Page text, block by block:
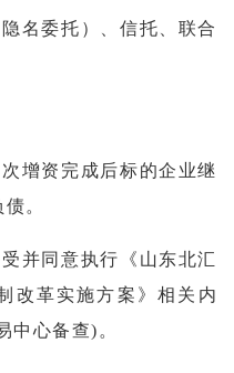
名委托）、信托、联合
增资完成后标的企业继
。
并同意执行《山东北汇
改革实施方案》相关内
中心备查)。